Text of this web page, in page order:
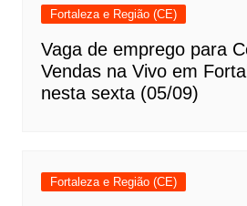
Fortaleza e Região (CE)
Vaga de emprego para
Vendas na Vivo em
nesta sexta (05/09)
Fortaleza e Região (CE)